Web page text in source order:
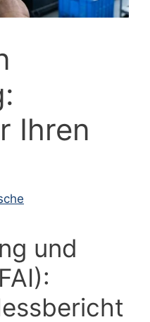
Ihren
und